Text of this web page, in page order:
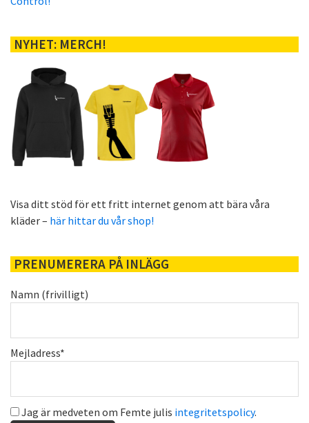
NYHET: MERCH!
Visa ditt stöd för ett fritt internet genom att bära våra
kläder – här hittar du vår shop!
PRENUMERERA PÅ INLÄGG
Namn (frivilligt)
Mejladress*
Jag är medveten om Femte julis integritetspolicy.